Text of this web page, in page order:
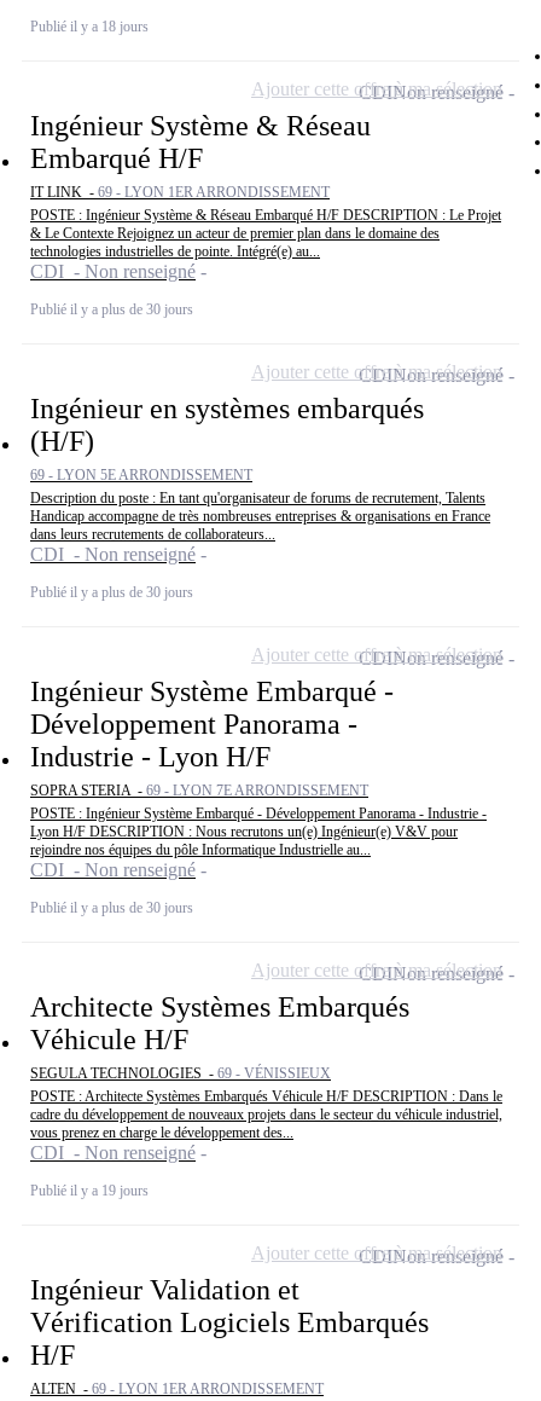
Publié il y a 18 jours
Ingénieur Système & Réseau
Embarqué H/F
IT LINK - 69 - LYON 1ER ARRONDISSEMENT
POSTE : Ingénieur Système & Réseau Embarqué H/F DESCRIPTION : Le Projet
& Le Contexte Rejoignez un acteur de premier plan dans le domaine des
technologies industrielles de pointe. Intégré(e) au...
CDI - Non renseigné
Publié il y a plus de 30 jours
CDINon renseigné
Ajouter cette offre à ma sélection
Ingénieur en systèmes embarqués
(H/F)
69 - LYON 5E ARRONDISSEMENT
Description du poste : En tant qu'organisateur de forums de recrutement, Talents
Handicap accompagne de très nombreuses entreprises & organisations en France
dans leurs recrutements de collaborateurs...
CDI - Non renseigné
Publié il y a plus de 30 jours
CDINon renseigné
Ajouter cette offre à ma sélection
Ingénieur Système Embarqué -
Développement Panorama -
Industrie - Lyon H/F
SOPRA STERIA - 69 - LYON 7E ARRONDISSEMENT
POSTE : Ingénieur Système Embarqué - Développement Panorama - Industrie -
Lyon H/F DESCRIPTION : Nous recrutons un(e) Ingénieur(e) V&V pour
rejoindre nos équipes du pôle Informatique Industrielle au...
CDI - Non renseigné
Publié il y a plus de 30 jours
CDINon renseigné
Ajouter cette offre à ma sélection
Architecte Systèmes Embarqués
Véhicule H/F
SEGULA TECHNOLOGIES - 69 - VÉNISSIEUX
POSTE : Architecte Systèmes Embarqués Véhicule H/F DESCRIPTION : Dans le
cadre du développement de nouveaux projets dans le secteur du véhicule industriel,
vous prenez en charge le développement des...
CDI - Non renseigné
Publié il y a 19 jours
CDINon renseigné
Ajouter cette offre à ma sélection
Ingénieur Validation et
Vérification Logiciels Embarqués
H/F
ALTEN - 69 - LYON 1ER ARRONDISSEMENT
CDINon renseigné
Ajouter cette offre à ma sélection